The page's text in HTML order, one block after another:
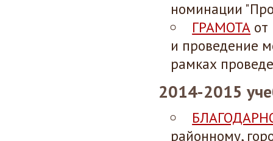
номинации
ГРАМОТА
и проведение
рамках
2014-2015
районному,